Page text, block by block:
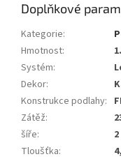
Doplňkové
Kategorie:
Hmotnost:
Systém:
Dekor:
Konstrukce podlahy:
Zátěž:
šíře:
Tloušťka: